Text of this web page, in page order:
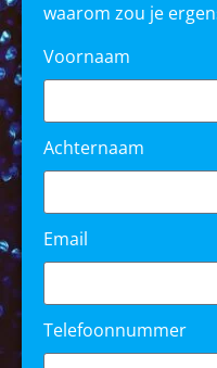
waarom zou je
Voornaam
Achternaam
Email
Telefoonnummer